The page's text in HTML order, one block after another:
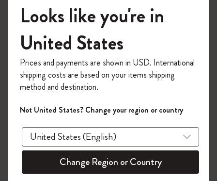
iPhone の設定アプリに移動します
通知のタイムページを選択します
「通知を許可」がオンになっていることを確認します
他のオプションがオンになっていて、アラートのスタイ
ルが「バナー」または「アラート」になっていることを
確認します
フロー
ページカメラ
タイムページ
モレスキンの世界へようこそ
「WELCOME10」を入力すると、初回注
文が10%オフ＋送料無料になります。セ
ール・アウトレット品は適用外。
Moleskineアカウントを作成して限定オフ
ァーや会員特典、さらに多くのインスピ
レーションを手に入れましょう。
今すぐ会員登録 !
Looks like you're in
United States
Prices and payments are shown in USD. International
shipping costs are based on your items shipping
method and destination.
Not United States? Change your region or country
Change Region or Country